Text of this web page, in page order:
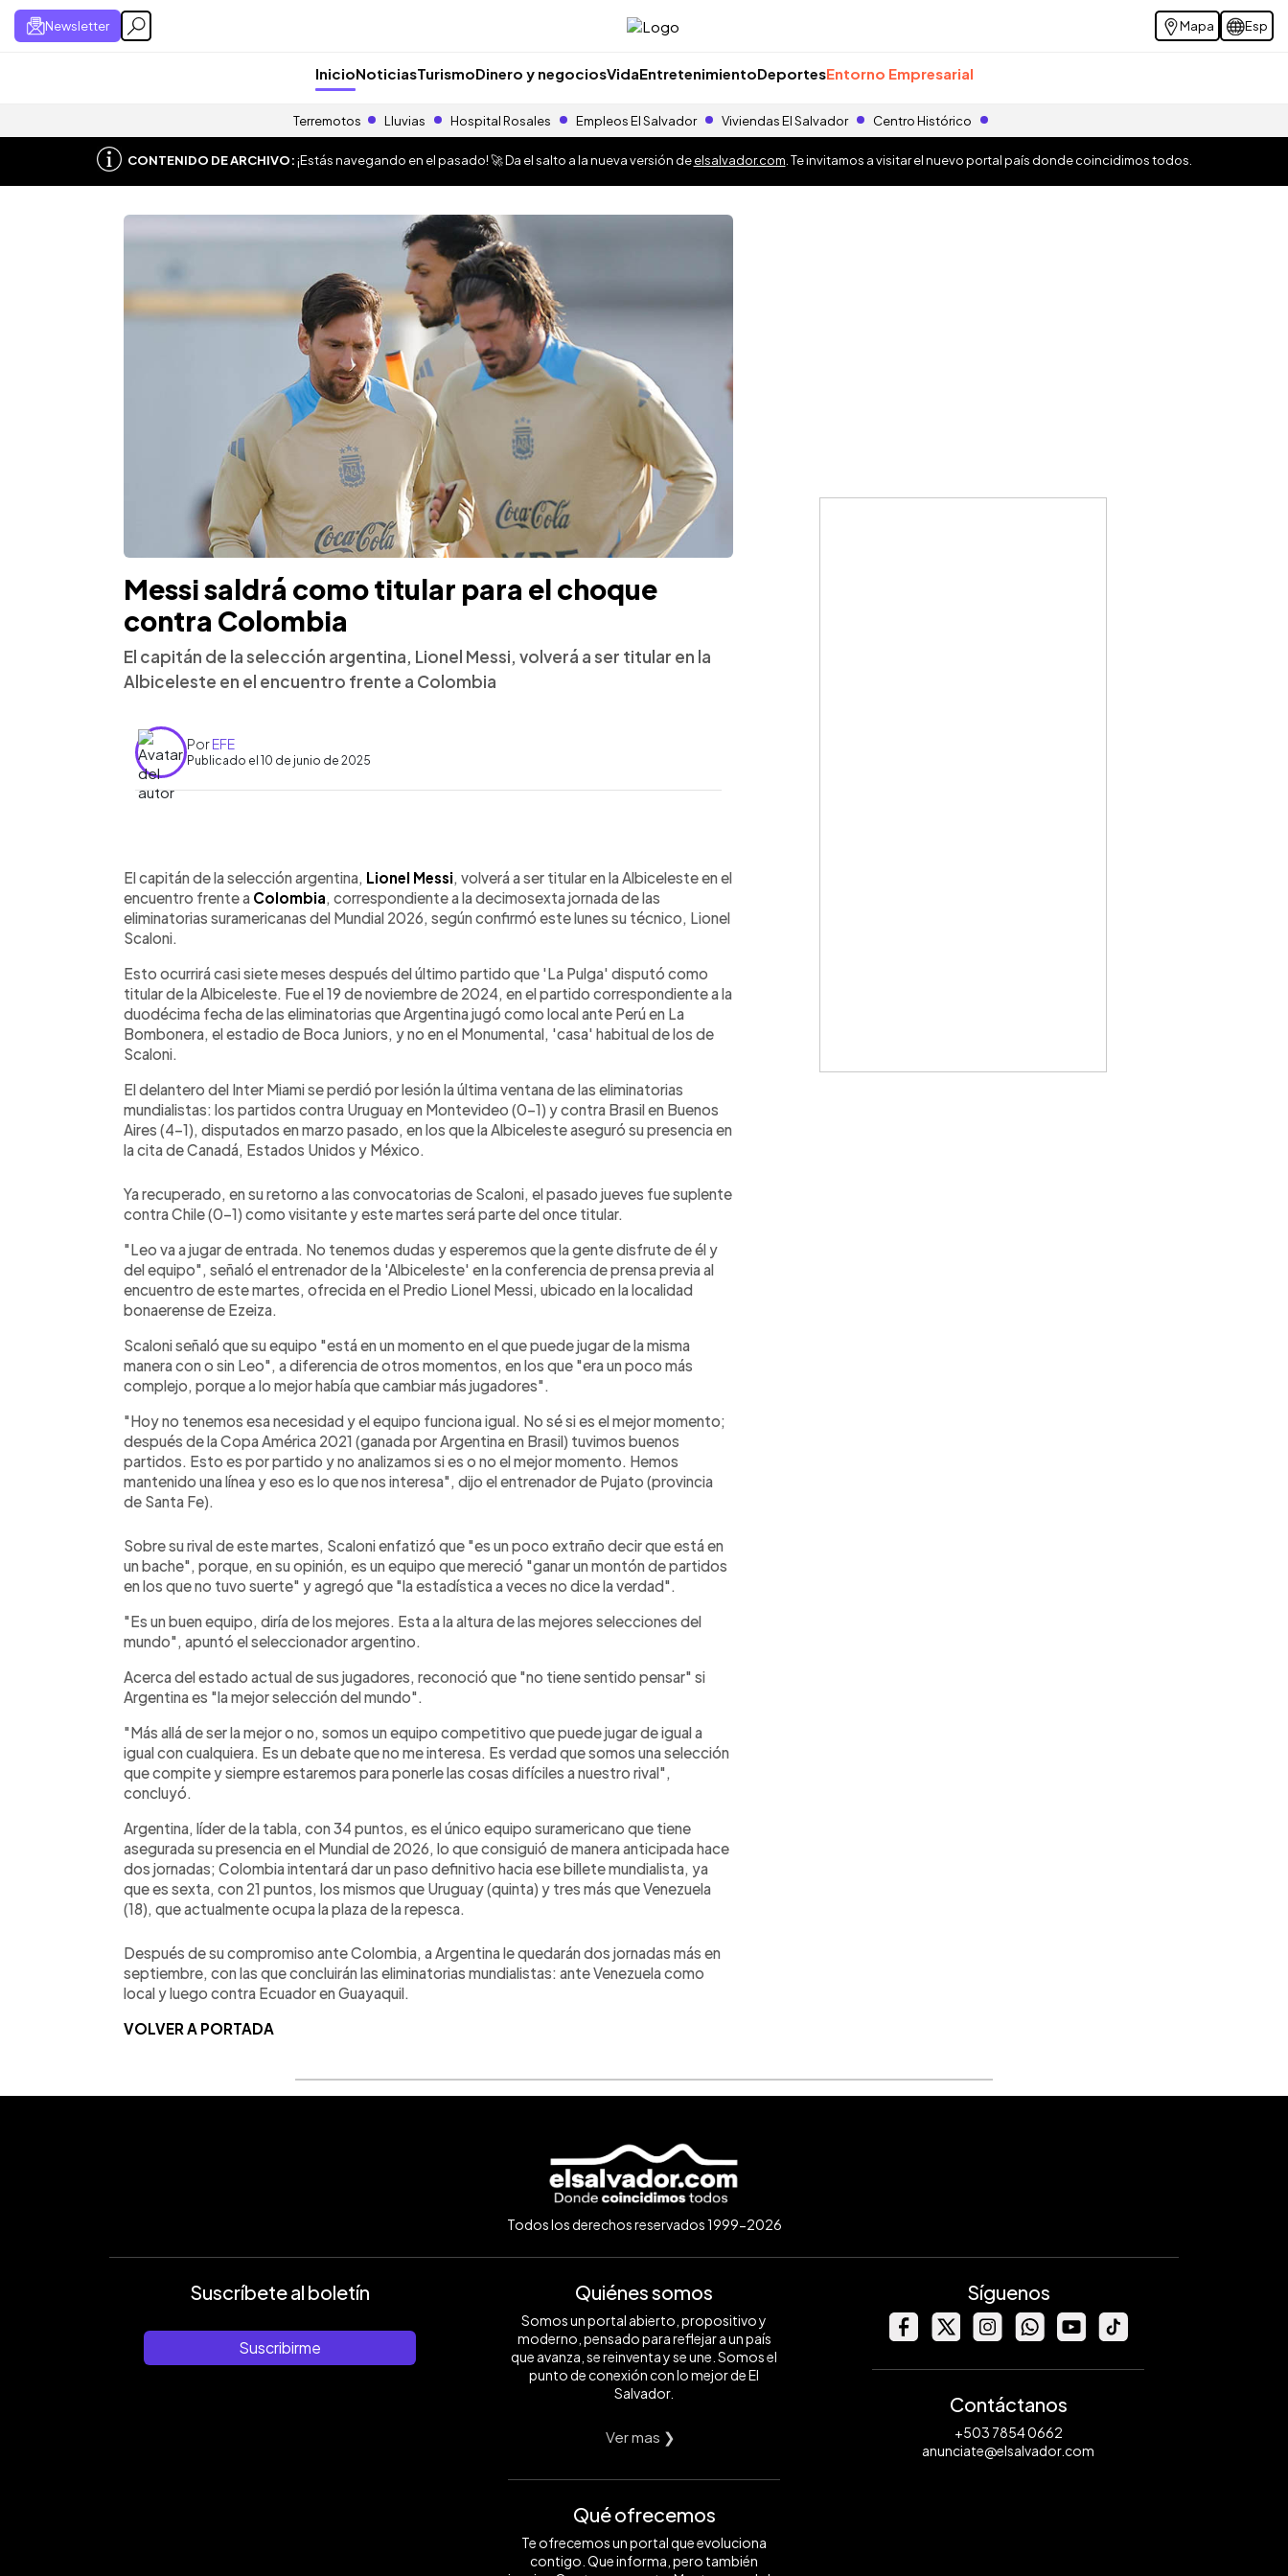
Newsletter Mapa Esp
InicioNoticiasTurismoDinero y negociosVidaEntretenimientoDeportesEntorno Empresarial
Terremotos Lluvias Hospital Rosales Empleos El Salvador Viviendas El Salvador Centro Histórico
CONTENIDO DE ARCHIVO:¡Estás navegando en el pasado! 🚀 Da el salto a la nueva versión deelsalvador.com . Te invitamos a visitar el nuevo portal país donde coincidimos todos.
Messi saldrá como titular para el choque
contra Colombia
El capitán de la selección argentina, Lionel Messi, volverá a ser titular en la
Albiceleste en el encuentro frente a Colombia
PorEFE
Publicado el 10 de junio de 2025
► Escuchar artículo
El capitán de la selección argentina, Lionel Messi , volverá a ser titular en la Albiceleste en el
encuentro frente a Colombia , correspondiente a la decimosexta jornada de las
eliminatorias suramericanas del Mundial 2026, según confirmó este lunes su técnico, Lionel
Scaloni.
Esto ocurrirá casi siete meses después del último partido que 'La Pulga' disputó como
titular de la Albiceleste. Fue el 19 de noviembre de 2024, en el partido correspondiente a la
duodécima fecha de las eliminatorias que Argentina jugó como local ante Perú en La
Bombonera, el estadio de Boca Juniors, y no en el Monumental, 'casa' habitual de los de
Scaloni.
El delantero del Inter Miami se perdió por lesión la última ventana de las eliminatorias
mundialistas: los partidos contra Uruguay en Montevideo (0-1) y contra Brasil en Buenos
Aires (4-1), disputados en marzo pasado, en los que la Albiceleste aseguró su presencia en
la cita de Canadá, Estados Unidos y México.
Ya recuperado, en su retorno a las convocatorias de Scaloni, el pasado jueves fue suplente
contra Chile (0-1) como visitante y este martes será parte del once titular.
"Leo va a jugar de entrada. No tenemos dudas y esperemos que la gente disfrute de él y
del equipo", señaló el entrenador de la 'Albiceleste' en la conferencia de prensa previa al
encuentro de este martes, ofrecida en el Predio Lionel Messi, ubicado en la localidad
bonaerense de Ezeiza.
Scaloni señaló que su equipo "está en un momento en el que puede jugar de la misma
manera con o sin Leo", a diferencia de otros momentos, en los que "era un poco más
complejo, porque a lo mejor había que cambiar más jugadores".
"Hoy no tenemos esa necesidad y el equipo funciona igual. No sé si es el mejor momento;
después de la Copa América 2021 (ganada por Argentina en Brasil) tuvimos buenos
partidos. Esto es por partido y no analizamos si es o no el mejor momento. Hemos
mantenido una línea y eso es lo que nos interesa", dijo el entrenador de Pujato (provincia
de Santa Fe).
Sobre su rival de este martes, Scaloni enfatizó que "es un poco extraño decir que está en
un bache", porque, en su opinión, es un equipo que mereció "ganar un montón de partidos
en los que no tuvo suerte" y agregó que "la estadística a veces no dice la verdad".
"Es un buen equipo, diría de los mejores. Esta a la altura de las mejores selecciones del
mundo", apuntó el seleccionador argentino.
Acerca del estado actual de sus jugadores, reconoció que "no tiene sentido pensar" si
Argentina es "la mejor selección del mundo".
"Más allá de ser la mejor o no, somos un equipo competitivo que puede jugar de igual a
igual con cualquiera. Es un debate que no me interesa. Es verdad que somos una selección
que compite y siempre estaremos para ponerle las cosas difíciles a nuestro rival",
concluyó.
Argentina, líder de la tabla, con 34 puntos, es el único equipo suramericano que tiene
asegurada su presencia en el Mundial de 2026, lo que consiguió de manera anticipada hace
dos jornadas; Colombia intentará dar un paso definitivo hacia ese billete mundialista, ya
que es sexta, con 21 puntos, los mismos que Uruguay (quinta) y tres más que Venezuela
(18), que actualmente ocupa la plaza de la repesca.
Después de su compromiso ante Colombia, a Argentina le quedarán dos jornadas más en
septiembre, con las que concluirán las eliminatorias mundialistas: ante Venezuela como
local y luego contra Ecuador en Guayaquil.
VOLVER A PORTADA
Todos los derechos reservados 1999-2026
Suscríbete al boletín
Suscribirme
Quiénes somos
Somos un portal abierto, propositivo y
moderno, pensado para reflejar a un país
que avanza, se reinventa y se une. Somos el
punto de conexión con lo mejor de El
Salvador.
Ver mas ❯
Qué ofrecemos
Te ofrecemos un portal que evoluciona
contigo. Que informa, pero también
Síguenos
Contáctanos
+503 7854 0662
anunciate@elsalvador.com